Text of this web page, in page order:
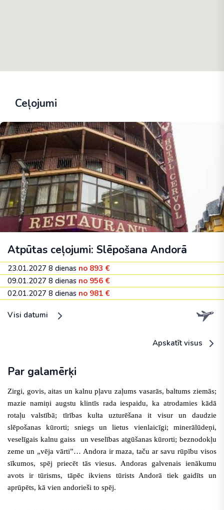
Ceļojumi
Atpūtas ceļojumi: Slēpošana Andorā
23.01.2027 8 dienas no 893 €
09.01.2027 8 dienas no 956 €
02.01.2027 8 dienas no 981 €
Visi datumi
Apskatīt visus
Par galamērķi
Zirgi, govis, aitas un kalnu pļavu zaļums vasarās, baltums ziemās;
mazie namiņi augstu klintīs rada iespaidu, ka atrodamies kādā
rotaļu valstībā; tīrības kulta uzturēšana it visur un daudzie
slēpošanas kūrorti; sniegs un lietus vienlaicīgi; minerālūdeņi,
veselīgais kalnu gaiss un veselības atgūšanas kūrorti; beznodokļu
zeme un „vēja vārti”… Andora ir maza, taču ar savu rūpību visos
sīkumos, spēj priecēt tās viesus. Andoras galvenais ienākumu
avots ir tūrisms, tāpēc ikviens tūrists Andorā tiek gaidīts un
aprūpēts, kā vien andorieši to spēj.